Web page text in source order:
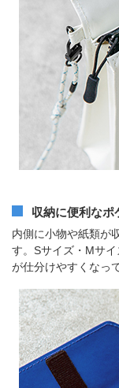
収納に便利なポ
内側に小物や紙類が
す。Sサイズ・Mサ
が仕分けやすくなっ